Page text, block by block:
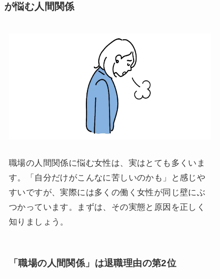
が悩む人間関係
職場の人間関係に悩む女性は、実はとても多くいま
す。「自分だけがこんなに苦しいのかも」と感じや
すいですが、実際には多くの働く女性が同じ壁にぶ
つかっています。まずは、その実態と原因を正しく
知りましょう。
「職場の人間関係」は退職理由の第2位